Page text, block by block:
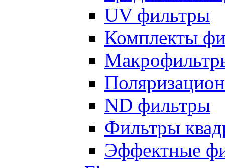
UV фильтры
Комплекты
ND фильтры
Фильтры
Эффектные